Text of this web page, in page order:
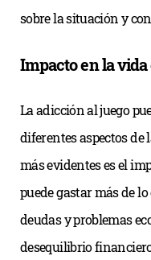
sobre la situación y
Impacto en la
La adicción al juego
diferentes aspectos de
más evidentes es el
puede gastar más de
deudas y problemas
desequilibrio